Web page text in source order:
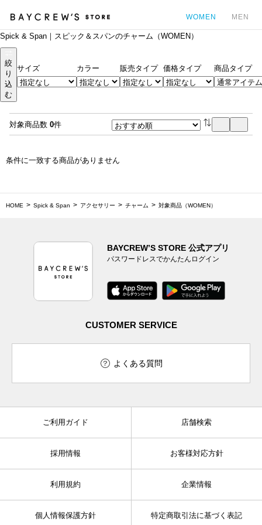
WOMEN MEN
Spick & Span｜スピック＆スパンのチャーム（WOMEN）
絞
り
込
む
サイズ カラー 販売タイプ 価格タイプ 商品タイプ
対象商品数 0件
条件に一致する商品がありません
HOME Spick & Span アクセサリー チャーム 対象商品（WOMEN）
BAYCREW’S STORE 公式アプリ
パスワードレスでかんたんログイン
CUSTOMER SERVICE
よくある質問
ご利用ガイド 店舗検索
採用情報 お客様対応方針
利用規約 企業情報
個人情報保護方針 特定商取引法に基づく表記